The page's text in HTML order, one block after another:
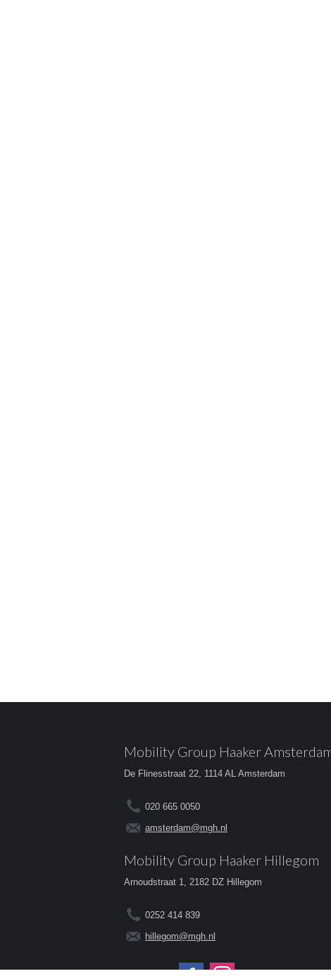
Mobility Group Haaker
De Flinesstraat 22, 1114 AL Amsterdam
020 665 0050
amsterdam@mgh.nl
Mobility Group Haaker Hillegom
Arnoudstraat 1, 2182 DZ Hillegom
0252 414 839
hillegom@mgh.nl
Volg ons op: